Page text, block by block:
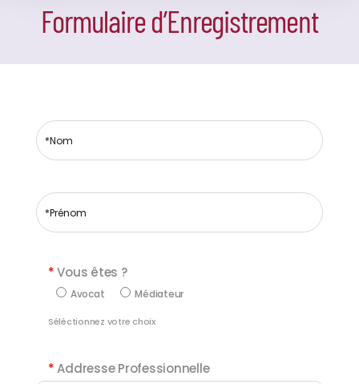
Formulaire d’Enregistrement
*Vous êtes ?
Avocat Médiateur
Séléctionnez votre choix
*Addresse Professionnelle